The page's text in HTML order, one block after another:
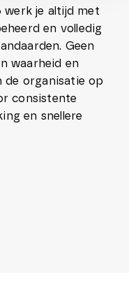
werk je altijd met
en volledig
Geen
waarheid en
de organisatie op
consistente
en snellere